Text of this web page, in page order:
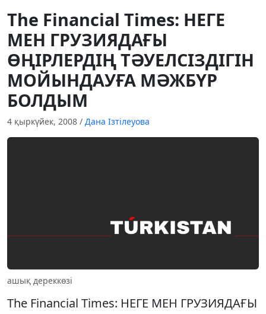
The Financial Times: НЕГЕ
МЕН ГРУЗИЯДАҒЫ
ӨҢIРЛЕРДIҢ ТӘУЕЛСIЗДIГIН
МОЙЫНДАУҒА МӘЖБҮР
БОЛДЫМ
4 қыркүйек, 2008 / Дана Ізтілеуова
ашық дереккөзі
The Financial Times: НЕГЕ МЕН ГРУЗИЯДАҒЫ